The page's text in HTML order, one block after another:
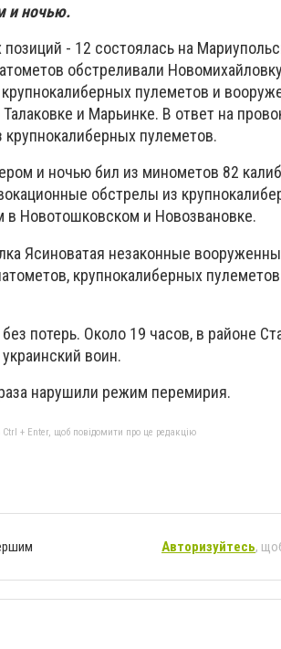
и ночью.
- 12 состоялась на
обстреливали
пулеметов и
и Марьинке. В ответ на
крупнокалиберных пулеметов.
и ночью бил из минометов 82
обстрелы из
в Новотошковском и Новозвановке.
Ясиноватая незаконные
крупнокалиберных
потерь. Около 19 часов, в районе
воин.
нарушили режим перемирия.
+ Enter, щоб повідомити про це редакцію
Авторизуйтесь,